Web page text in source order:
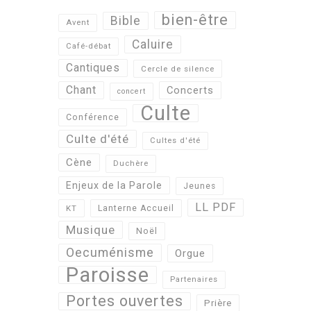
Avent Bible bien-être
Café-débat Caluire
Cantiques Cercle de silence
Chant concert Concerts
Conférence Culte
Culte d'été Cultes d'été
Cène Duchère
Enjeux de la Parole Jeunes
KT Lanterne Accueil LL PDF
Musique Noël
Oecuménisme Orgue
Paroisse Partenaires
Portes ouvertes Prière